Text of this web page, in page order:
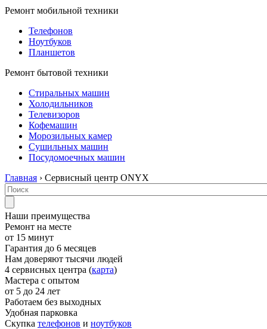
Ремонт мобильной техники
Телефонов
Ноутбуков
Планшетов
Ремонт бытовой техники
Стиральных машин
Холодильников
Телевизоров
Кофемашин
Морозильных камер
Сушильных машин
Посудомоечных машин
Главная › Сервисный центр ONYX
Наши преимущества
Ремонт на месте
от 15 минут
Гарантия до 6 месяцев
Нам доверяют тысячи людей
4 сервисных центра (карта)
Мастера с опытом
от 5 до 24 лет
Работаем без выходных
Удобная парковка
Скупка телефонов и ноутбуков